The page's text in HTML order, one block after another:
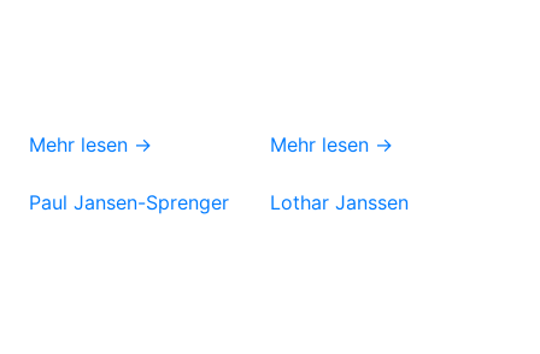
Mehr lesen → Mehr lesen →
Paul Jansen-Sprenger Lothar Janssen